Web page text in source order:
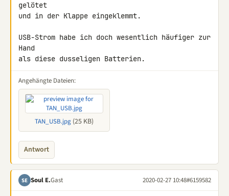
gelötet
und in der Klappe eingeklemmt.
USB-Strom habe ich doch wesentlich häufiger zur
Hand
als diese dusseligen Batterien.
Angehängte Dateien:
TAN_USB.jpg (25 KB)
Antwort
SE Soul E.Gast 2020-02-27 10:48#6159582